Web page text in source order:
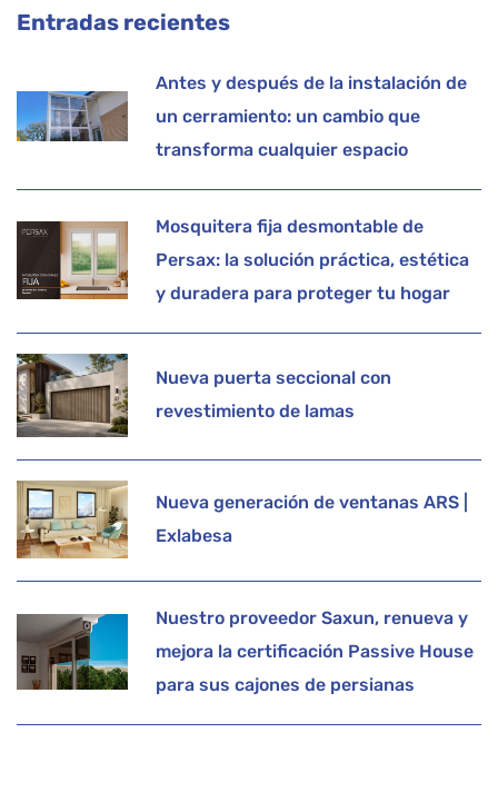
Entradas recientes
Antes y después de la instalación de
un cerramiento: un cambio que
transforma cualquier espacio
Mosquitera fija desmontable de
Persax: la solución práctica, estética
y duradera para proteger tu hogar
Nueva puerta seccional con
revestimiento de lamas
Nueva generación de ventanas ARS |
Exlabesa
Nuestro proveedor Saxun, renueva y
mejora la certificación Passive House
para sus cajones de persianas